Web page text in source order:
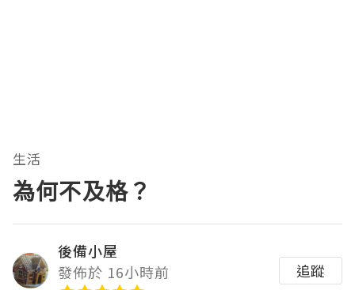
生活
為何不及格？
後備小屋
發佈於 16小時前
追蹤